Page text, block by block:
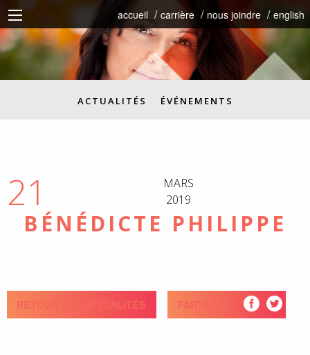
accueil carrière nous joindre english
ACTUALITÉS ÉVÉNEMENTS
21
MARS
2019
BÉNÉDICTE PHILIPPE
RETOUR AUX ACTUALITÉS PARTAGEZ